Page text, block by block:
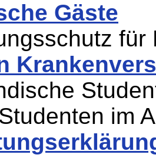
Gäste
im